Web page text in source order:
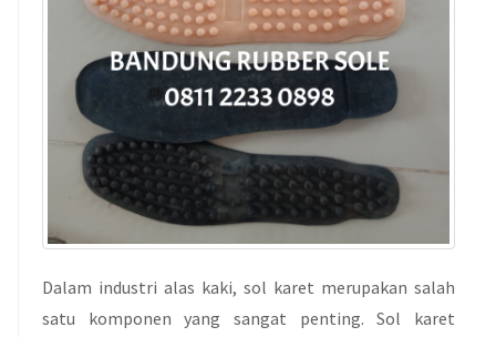
Dalam industri alas kaki, sol karet merupakan salah
satu komponen yang sangat penting. Sol karet